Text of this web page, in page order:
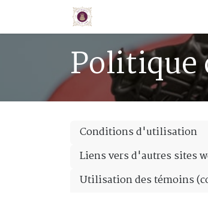
Se rendre au contenu
Conditions d'utilisation
Liens vers d'autres sites
Utilisation des témoins